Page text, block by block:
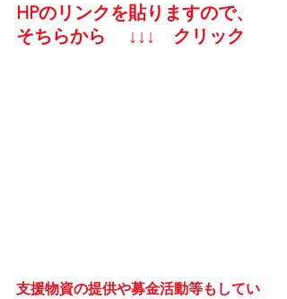
HPのリンクを貼りますので、
そちらから 　↓↓↓    クリック
支援物資の提供や募金活動等もしてい